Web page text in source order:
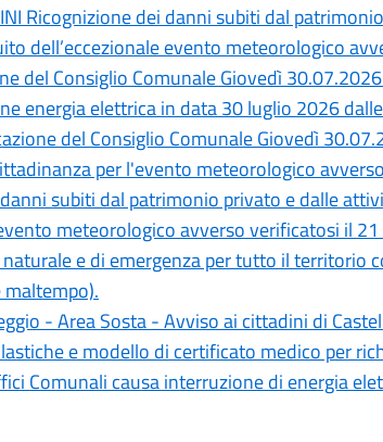
Ricognizione dei danni subiti dal
dell’eccezionale evento meteorologico
del Consiglio Comunale Giovedì
energia elettrica in data 30 luglio 2026
del Consiglio Comunale Giovedì
per l'evento meteorologico
subiti dal patrimonio privato e dalle
meteorologico avverso verificatosi il
e di emergenza per tutto il territorio
- Area Sosta - Avviso ai cittadini di
e modello di certificato medico per
Comunali causa interruzione di energia